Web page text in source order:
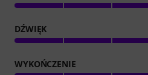
DŹWIĘK
WYKOŃCZENIE